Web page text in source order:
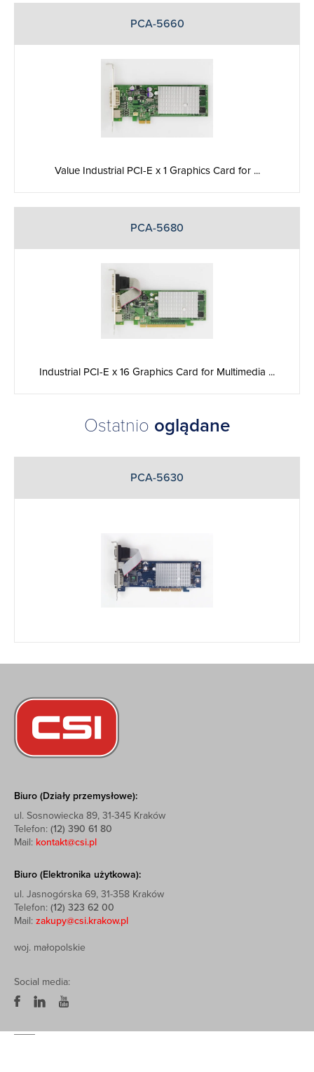
PCA-5660
Value Industrial PCI-E x 1 Graphics Card for ...
PCA-5680
Industrial PCI-E x 16 Graphics Card for Multimedia ...
Ostatnio oglądane
PCA-5630
Biuro (Działy przemysłowe):
ul. Sosnowiecka 89, 31-345 Kraków
Telefon: (12) 390 61 80
Mail: kontakt@csi.pl
Biuro (Elektronika użytkowa):
ul. Jasnogórska 69, 31-358 Kraków
Telefon: (12) 323 62 00
Mail: zakupy@csi.krakow.pl
woj. małopolskie
Social media: